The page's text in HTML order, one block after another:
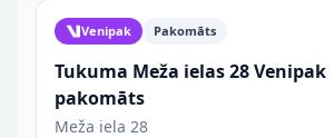
Venipak Pakomāts
Tukuma Meža ielas 28 Venipak
pakomāts
Meža iela 28